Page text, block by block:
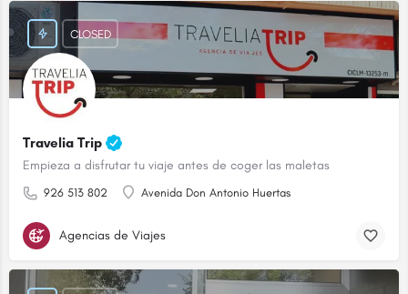
Travelia Trip
Empieza a disfrutar tu viaje antes de coger las maletas
926 513 802 Avenida Don Antonio Huertas
CLOSED
Agencias de Viajes